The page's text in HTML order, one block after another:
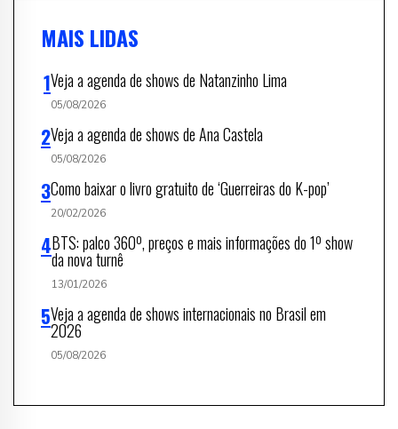
MAIS LIDAS
Veja a agenda de shows de Natanzinho Lima
05/08/2026
Veja a agenda de shows de Ana Castela
05/08/2026
Como baixar o livro gratuito de ‘Guerreiras do K-pop’
20/02/2026
BTS: palco 360º, preços e mais informações do 1º show
da nova turnê
13/01/2026
Veja a agenda de shows internacionais no Brasil em
2026
05/08/2026